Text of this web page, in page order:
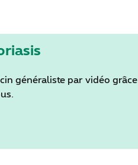
généraliste par vidéo grâce